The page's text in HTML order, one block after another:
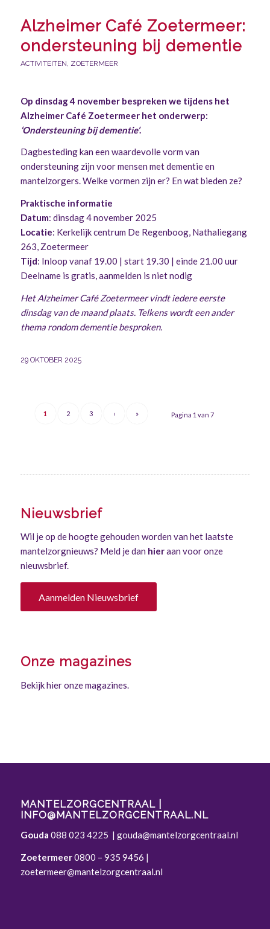
Alzheimer Café Zoetermeer:
ondersteuning bij dementie
ACTIVITEITEN ZOETERMEER
Op dinsdag 4 november bespreken we tijdens het
Alzheimer Café Zoetermeer het onderwerp:
‘Ondersteuning bij dementie’.
Dagbesteding kan een waardevolle vorm van
ondersteuning zijn voor mensen met dementie en
mantelzorgers. Welke vormen zijn er? En wat bieden ze?
Praktische informatie
Datum: dinsdag 4 november 2025
Locatie: Kerkelijk centrum De Regenboog, Nathaliegang
263, Zoetermeer
Tijd: Inloop vanaf 19.00 | start 19.30 | einde 21.00 uur
Deelname is gratis, aanmelden is niet nodig
Het Alzheimer Café Zoetermeer vindt iedere eerste
dinsdag van de maand plaats. Telkens wordt een ander
thema rondom dementie besproken.
29 OKTOBER 2025
Pagina 1 van 7
1 2 3 › »
Nieuwsbrief
Wil je op de hoogte gehouden worden van het laatste
mantelzorgnieuws? Meld je dan hieraan voor onze
nieuwsbrief.
Aanmelden Nieuwsbrief
Onze magazines
Bekijk hier onze magazines.
MANTELZORGCENTRAAL |
INFO@MANTELZORGCENTRAAL.NL
Gouda 088 023 4225 | gouda@mantelzorgcentraal.nl
Zoetermeer0800 – 935 9456 |
zoetermeer@mantelzorgcentraal.nl